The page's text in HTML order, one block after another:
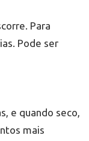
Para
Pode ser
e quando seco,
mais